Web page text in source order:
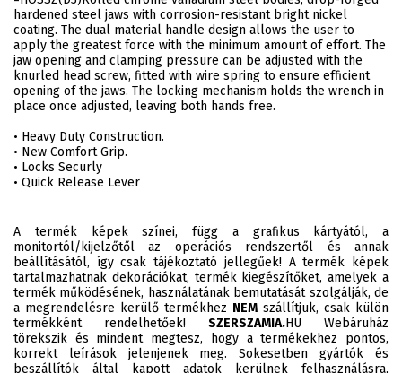
hardened steel jaws with corrosion-resistant bright nickel
coating. The dual material handle design allows the user to
apply the greatest force with the minimum amount of effort. The
jaw opening and clamping pressure can be adjusted with the
knurled head screw, fitted with wire spring to ensure efficient
opening of the jaws. The locking mechanism holds the wrench in
place once adjusted, leaving both hands free.
• Heavy Duty Construction.
• New Comfort Grip.
• Locks Securly
• Quick Release Lever
A termék képek színei, függ a grafikus kártyától, a
monitortól/kijelzőtől az operációs rendszertől és annak
beállításától, így csak tájékoztató jellegűek! A termék képek
tartalmazhatnak dekorációkat, termék kiegészítőket, amelyek a
termék működésének, használatának bemutatását szolgálják, de
a megrendelésre kerülő termékhez NEM szállítjuk, csak külön
termékként rendelhetőek! SZERSZAMIA.HU Webáruház
törekszik és mindent megtesz, hogy a termékekhez pontos,
korrekt leírások jelenjenek meg. Sokesetben gyártók és
beszállítók által kapott adatok kerülnek felhasználásra,